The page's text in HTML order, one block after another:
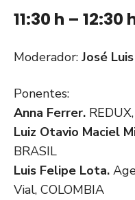
11:30 h – 12:30
Moderador: José
Ponentes:
Anna Ferrer.
Luiz Otavio Maciel
BRASIL
Luis Felipe Lota.
Vial, COLOMBIA